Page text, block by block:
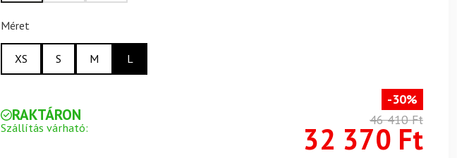
Méret
XS S M L
RAKTÁRON
Szállítás várható:
-30%
46 410 Ft
32 370 Ft